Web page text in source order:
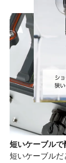
短いケーブル
短いケーブルだ